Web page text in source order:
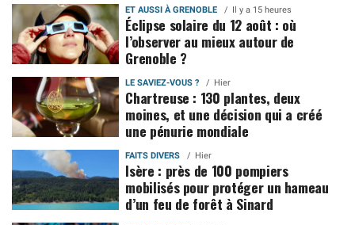
ET AUSSI À GRENOBLE Il y a 15 heures
Éclipse solaire du 12 août : où
l’observer au mieux autour de
Grenoble ?
LE SAVIEZ-VOUS ? Hier
Chartreuse : 130 plantes, deux
moines, et une décision qui a créé
une pénurie mondiale
FAITS DIVERS Hier
Isère : près de 100 pompiers
mobilisés pour protéger un hameau
d’un feu de forêt à Sinard